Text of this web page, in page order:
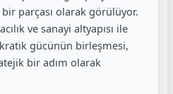
parçası olarak görülüyor.
ve sanayi altyapısı ile
gücünün birleşmesi,
bir adım olarak